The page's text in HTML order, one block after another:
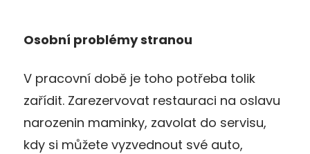
Osobní problémy stranou
V pracovní době je toho potřeba tolik
zařídit. Zarezervovat restauraci na oslavu
narozenin maminky, zavolat do servisu,
kdy si můžete vyzvednout své auto,